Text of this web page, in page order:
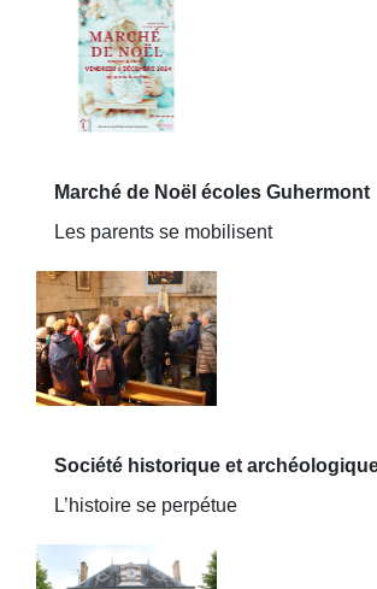
Marché de Noël écoles Guhermont
Les parents se mobilisent
Société historique et
L’histoire se perpétue